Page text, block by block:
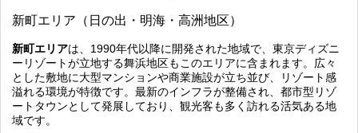
新町エリア（日の出・明海・高洲地区）
新町エリアは、1990年代以降に開発された地域で、東京ディズニ
ーリゾートが立地する舞浜地区もこのエリアに含まれます。広々
とした敷地に大型マンションや商業施設が立ち並び、リゾート感
溢れる環境が特徴です。最新のインフラが整備され、都市型リゾ
ートタウンとして発展しており、観光客も多く訪れる活気ある地
域です。